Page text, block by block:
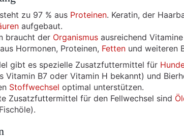
zu 97 % aus Proteinen. Keratin, der
aufgebaut.
braucht der Organismus ausreichend
aus Hormonen, Proteinen, Fetten und weiteren
gibt es spezielle Zusatzfuttermittel für
Vitamin B7 oder Vitamin H bekannt) und
Stoffwechsel optimal unterstützen.
Zusatzfuttermittel für den Fellwechsel sind